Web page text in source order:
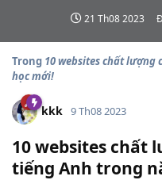
21 Th08 2023
Trong 10 websites chất lượng
học mới!
kkk 9 Th08 2023
10 websites chất
tiếng Anh trong